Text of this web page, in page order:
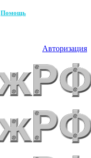
Помощь
Авторизация